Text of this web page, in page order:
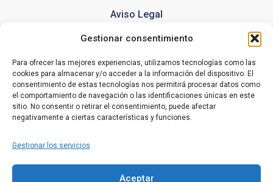
Gestionar consentimiento
Para ofrecer las mejores experiencias, utilizamos tecnologías como las
cookies para almacenar y/o acceder a la información del dispositivo. El
consentimiento de estas tecnologías nos permitirá procesar datos como
el comportamiento de navegación o las identificaciones únicas en este
sitio. No consentir o retirar el consentimiento, puede afectar
negativamente a ciertas características y funciones.
Gestionar los servicios
Aceptar
Aviso Legal
Contacto
+34 91 616 29 99
C/ Papiro, 3-5 Pol. Ind. La Cantueña 28946
Fuenlabrada (Madrid)